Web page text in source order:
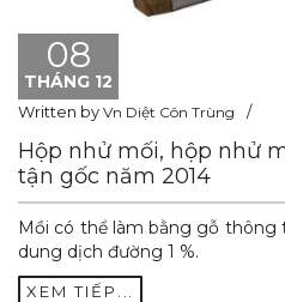
08
THÁNG 12
Written by Vn Diệt Côn Trùng
Hộp nhử mối, hộp nhử
tận gốc năm 2014
Mồi có thể làm bằng gỗ
dung dịch đường 1 %.
XEM TIẾP...